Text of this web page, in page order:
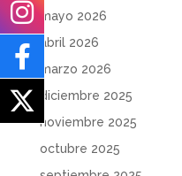
mayo 2026
abril 2026
marzo 2026
diciembre 2025
noviembre 2025
octubre 2025